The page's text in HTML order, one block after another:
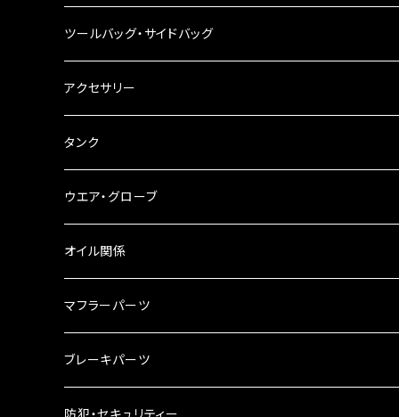
その他
ハンドルブレース
ステアリングダンパー
ブレーキ・クラッチレバー
スマホホルダー
ナンバー灯
ツールバッグ・サイドバッグ
ツールバッグ
サイドバッグ
サイドバッグサポート
リアBOX
ハードケース
アクセサリー
USB電源
電装系
タンク
タンク本体
タンクキャップ
タンクシール
ケミカル
ウエア・グローブ
オイル関係
4スト用エンジンオイル
2スト用エンジンオイル
ギアオイル
マフラーパーツ
マフラーガード
バンテージタイプ
ブレーキパーツ
ブレーキシュー
防犯・セキュリティー